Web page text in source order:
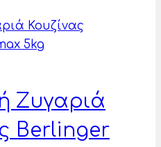
Ζυγαριά
Berlinger